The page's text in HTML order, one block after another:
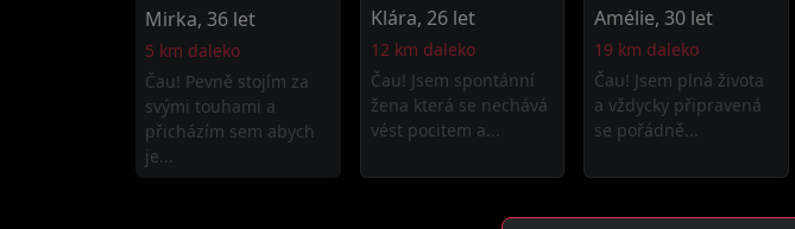
Mirka, 36 let
5 km daleko
Čau! Pevně stojím za
svými touhami a
přicházím sem abych
je...
Klára, 26 let
12 km daleko
Čau! Jsem spontánní
žena která se nechává
vést pocitem a...
Amélie, 30 let
19 km daleko
Čau! Jsem plná života
a vždycky připravená
se pořádně...